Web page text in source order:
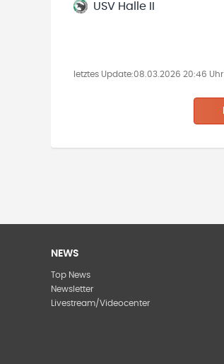
USV Halle II
letztes Update:08.03.2026 20:46 Uhr
NEWS
Top News
Newsletter
Livestream/Videocenter